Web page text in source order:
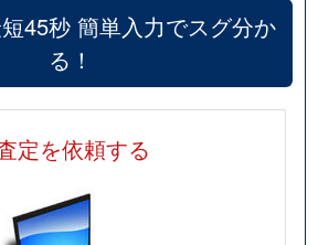
45秒 簡単入力でスグ分か
る！
定を依頼する